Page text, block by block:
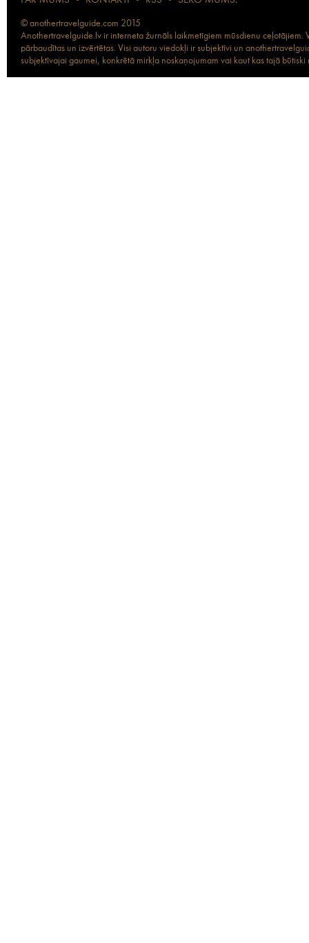
© anothertravelguide.com 2015
Anothertravelguide.lv ir interneta žurnāls laikmetīgiem mūsdienu
pārbaudītas un izvērtētas. Visi autoru viedokļi ir subjektīvi un
subjektīvajai gaumei, konkrētā mirkļa noskaņojumam vai kaut kas tajā